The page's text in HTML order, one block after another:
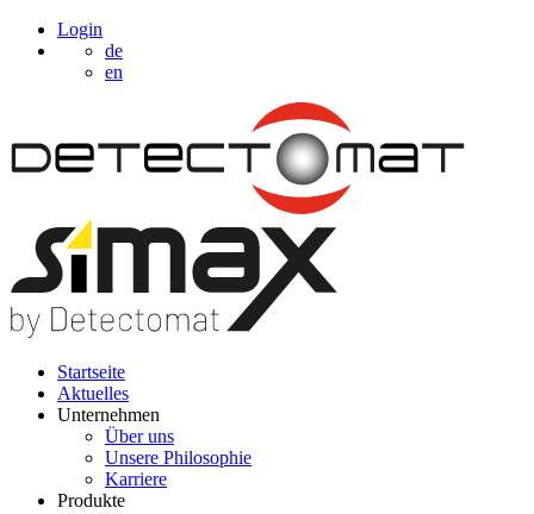
Login
de
en
Startseite
Aktuelles
Unternehmen
Über uns
Unsere Philosophie
Karriere
Produkte